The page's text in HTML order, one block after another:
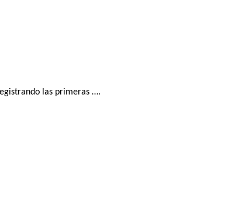
las primeras ….